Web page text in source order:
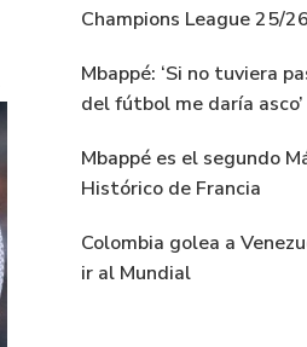
Champions League 25/26
Mbappé: ‘Si no tuviera
del fútbol me daría asco’
Mbappé es el segundo
Histórico de Francia
Colombia golea a
ir al Mundial